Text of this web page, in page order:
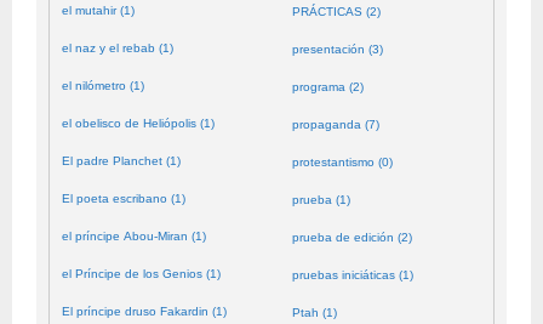
el mutahir (1)
el naz y el rebab (1)
el nilómetro (1)
el obelisco de Heliópolis (1)
El padre Planchet (1)
El poeta escribano (1)
el príncipe Abou-Miran (1)
el Príncipe de los Genios (1)
El príncipe druso Fakardin (1)
PRÁCTICAS (2)
presentación (3)
programa (2)
propaganda (7)
protestantismo (0)
prueba (1)
prueba de edición (2)
pruebas iniciáticas (1)
Ptah (1)